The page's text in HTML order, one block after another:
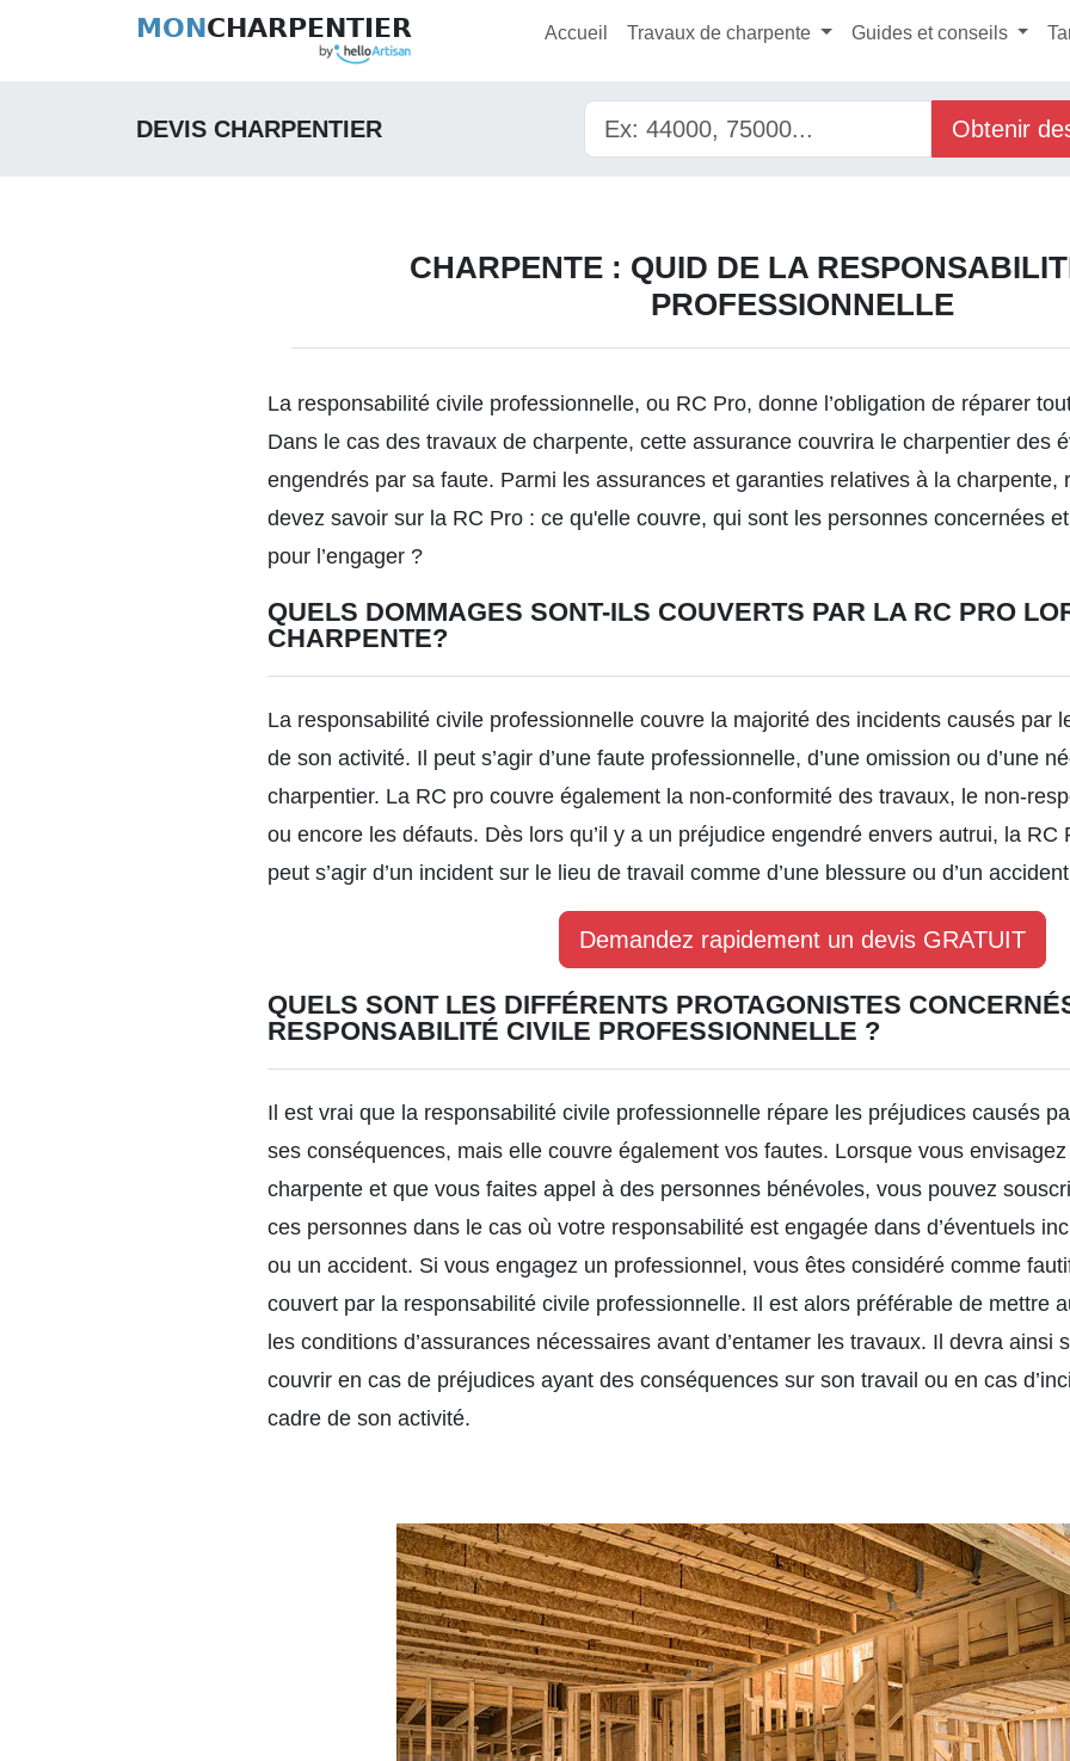
MONCHARPENTIER Accueil Travaux de charpente Guides et conseils
DEVIS CHARPENTIER Obtenir
CHARPENTE : QUID DE LA
PROFESSIONNELLE
La responsabilité civile professionnelle, ou RC Pro, donne l’obligation de réparer
Dans le cas des travaux de charpente, cette assurance couvrira le charpentier des
engendrés par sa faute. Parmi les assurances et garanties relatives à la charpente,
devez savoir sur la RC Pro : ce qu'elle couvre, qui sont les personnes concernées
pour l’engager ?
QUELS DOMMAGES SONT-ILS COUVERTS PAR LA RC PRO
CHARPENTE?
La responsabilité civile professionnelle couvre la majorité des incidents causés par
de son activité. Il peut s’agir d’une faute professionnelle, d’une omission ou d’une
charpentier. La RC pro couvre également la non-conformité des travaux, le non-
ou encore les défauts. Dès lors qu’il y a un préjudice engendré envers autrui, la RC
peut s’agir d’un incident sur le lieu de travail comme d’une blessure ou d’un
Demandez rapidement un devis GRATUIT
QUELS SONT LES DIFFÉRENTS PROTAGONISTES
RESPONSABILITÉ CIVILE PROFESSIONNELLE ?
Il est vrai que la responsabilité civile professionnelle répare les préjudices causés
ses conséquences, mais elle couvre également vos fautes. Lorsque vous
charpente et que vous faites appel à des personnes bénévoles, vous pouvez
ces personnes dans le cas où votre responsabilité est engagée dans d’éventuels
ou un accident. Si vous engagez un professionnel, vous êtes considéré comme
couvert par la responsabilité civile professionnelle. Il est alors préférable de mettre
les conditions d’assurances nécessaires avant d’entamer les travaux. Il devra ainsi
couvrir en cas de préjudices ayant des conséquences sur son travail ou en cas
cadre de son activité.